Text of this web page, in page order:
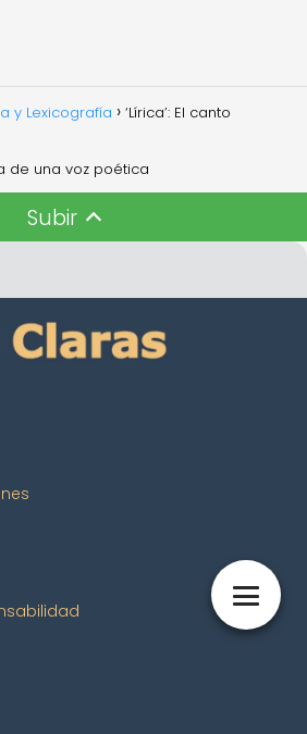
y Lexicografía ‘Lírica’: El canto
de una voz poética
Subir